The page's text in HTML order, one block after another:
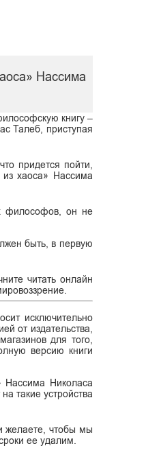
Нассима
книгу –
Талеб, приступая
придется пойти,
из хаоса» Нассима
философов, он не
быть, в первую
читать онлайн
исключительно
от издательства,
для того,
версию книги
Нассима Николаса
такие устройства
желаете, чтобы мы
ее удалим.